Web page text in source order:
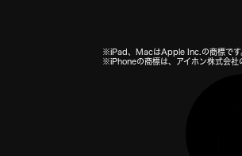
※iPad、MacはApple Inc.の商標です
※iPhoneの商標は、アイホン株式会社